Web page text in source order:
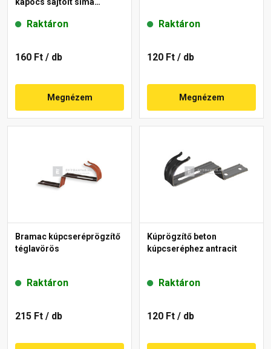
Raktáron
160 Ft / db
Megnézem
Raktáron
120 Ft / db
Megnézem
Bramac kúpcseréprögzítő
téglavörös
Raktáron
215 Ft / db
Kúprögzítő beton
kúpcseréphez antracit
Raktáron
120 Ft / db